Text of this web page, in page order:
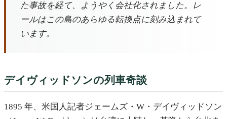
た事故を経て、ようやく会社化されました。レ
ールはこの島のあらゆる転換点に刻み込まれて
います。
デイヴィッドソンの列車奇談
1895 年、米国人記者ジェームズ・W・デイヴィッドソン